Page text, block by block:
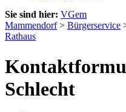
Sie sind hier: VGem
Mammendorf> Bürgerservice
Rathaus
Schlecht